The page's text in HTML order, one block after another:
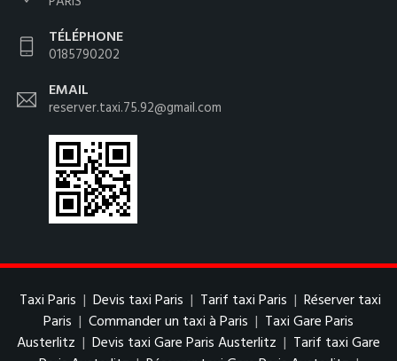
TÉLÉPHONE
0185790202
EMAIL
reserver.taxi.75.92@gmail.com
Taxi Paris | Devis taxi Paris | Tarif taxi Paris | Réserver taxi
Paris | Commander un taxi à Paris | Taxi Gare Paris
Austerlitz | Devis taxi Gare Paris Austerlitz | Tarif taxi Gare